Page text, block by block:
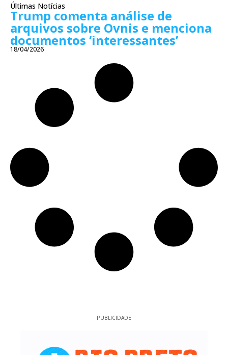
Últimas Notícias
Trump comenta análise de
arquivos sobre Ovnis e menciona
documentos ‘interessantes’
18/04/2026
PUBLICIDADE